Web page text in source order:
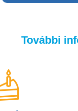
További